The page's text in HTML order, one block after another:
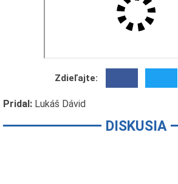
Zdieľajte:
Pridal: Lukáš Dávid
DISKUSIA